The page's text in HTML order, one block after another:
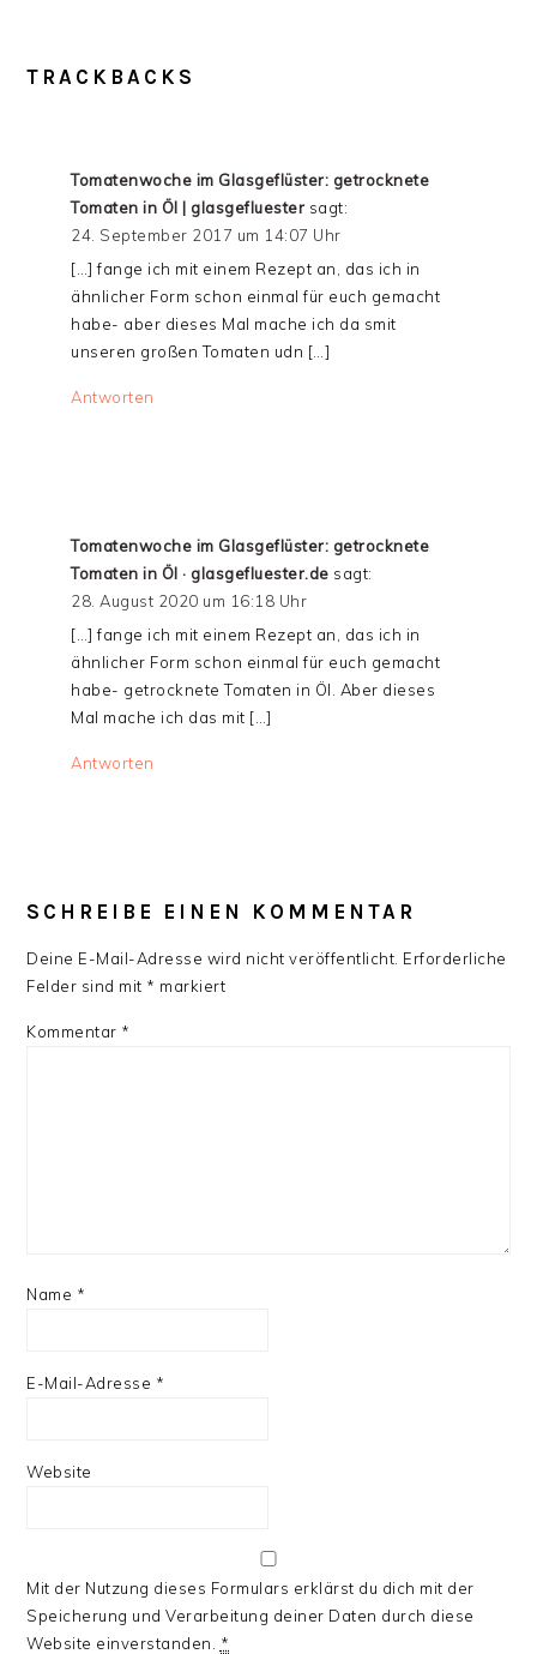
TRACKBACKS
Tomatenwoche im Glasgeflüster: getrocknete
Tomaten in Öl | glasgefluester sagt:
24. September 2017 um 14:07 Uhr
[…] fange ich mit einem Rezept an, das ich in
ähnlicher Form schon einmal für euch gemacht
habe- aber dieses Mal mache ich da smit
unseren großen Tomaten udn […]
Antworten
Tomatenwoche im Glasgeflüster: getrocknete
Tomaten in Öl · glasgefluester.de sagt:
28. August 2020 um 16:18 Uhr
[…] fange ich mit einem Rezept an, das ich in
ähnlicher Form schon einmal für euch gemacht
habe- getrocknete Tomaten in Öl. Aber dieses
Mal mache ich das mit […]
Antworten
SCHREIBE EINEN KOMMENTAR
Deine E-Mail-Adresse wird nicht veröffentlicht. Erforderliche
Felder sind mit * markiert
Kommentar *
Name *
E-Mail-Adresse *
Website
Mit der Nutzung dieses Formulars erklärst du dich mit der
Speicherung und Verarbeitung deiner Daten durch diese
Website einverstanden. *